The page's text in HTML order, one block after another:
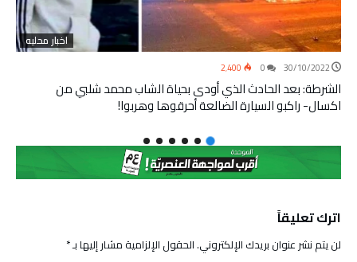
اخبار محليه
30/10/2022 2٬400
الشرطة: بعد الحادث الذي أودى بحياة الشاب محمد شلبي من
اكسال- راكبو السيارة الضالعة أحرقوها وهربوا!
اترك تعليقاً
لن يتم نشر عنوان بريدك الإلكتروني.الحقول الإلزامية مشار إليها بـ*